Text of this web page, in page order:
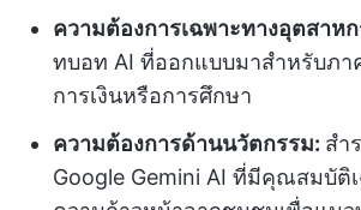
ความต้องการเฉพาะทางอุตสาห
ทบอท AI ที่ออกแบบมาสำหรับภา
การเงินหรือการศึกษา
ความต้องการด้านนวัตกรรม: สำ
Google Gemini AI ที่มีคุณสมบัติ